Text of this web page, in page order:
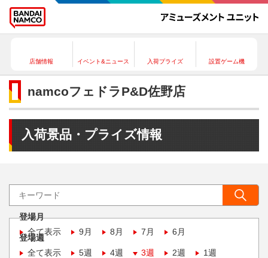
店舗情報 イベント&ニュース 入荷プライズ 設置ゲーム機
namcoフェドラP&D佐野店
入荷景品・プライズ情報
登場月
全て表示
9月 8月 7月 6月
登場週
全て表示
5週 4週 3週 2週 1週